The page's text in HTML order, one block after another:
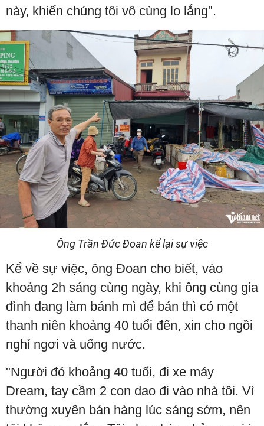
này, khiến chúng tôi vô cùng lo lắng".
Ông Trần Đức Đoan kể lại sự việc
Kể về sự việc, ông Đoan cho biết, vào
khoảng 2h sáng cùng ngày, khi ông cùng gia
đình đang làm bánh mì để bán thì có một
thanh niên khoảng 40 tuổi đến, xin cho ngồi
nghỉ ngơi và uống nước.
"Người đó khoảng 40 tuổi, đi xe máy
Dream, tay cầm 2 con dao đi vào nhà tôi. Vì
thường xuyên bán hàng lúc sáng sớm, nên